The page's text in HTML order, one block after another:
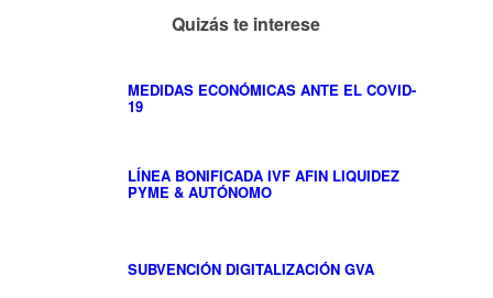
Quizás te interese
MEDIDAS ECONÓMICAS ANTE EL COVID-
19
LÍNEA BONIFICADA IVF AFIN LIQUIDEZ
PYME & AUTÓNOMO
SUBVENCIÓN DIGITALIZACIÓN GVA